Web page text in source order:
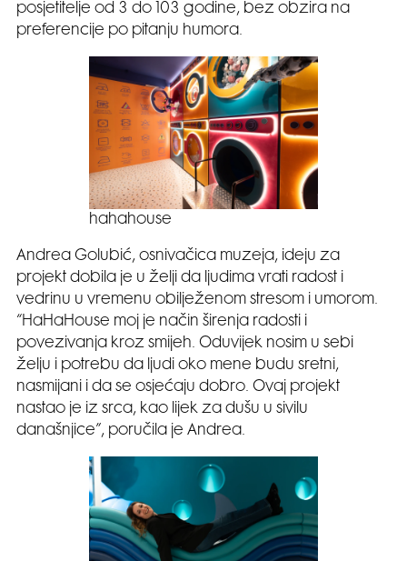
posjetitelje od 3 do 103 godine, bez obzira na
preferencije po pitanju humora.
hahahouse
Andrea Golubić, osnivačica muzeja, ideju za
projekt dobila je u želji da ljudima vrati radost i
vedrinu u vremenu obilježenom stresom i umorom.
“HaHaHouse moj je način širenja radosti i
povezivanja kroz smijeh. Oduvijek nosim u sebi
želju i potrebu da ljudi oko mene budu sretni,
nasmijani i da se osjećaju dobro. Ovaj projekt
nastao je iz srca, kao lijek za dušu u sivilu
današnjice”, poručila je Andrea.